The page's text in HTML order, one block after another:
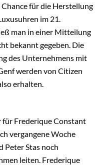
für die Herstellung
im 21.
man in einer Mitteilung
bekannt gegeben. Die
des Unternehmens mit
werden von Citizen
erhalten.
Frederique Constant
vergangene Woche
Peter Stas noch
leiten. Frederique